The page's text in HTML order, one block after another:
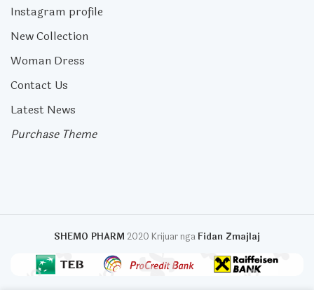
Instagram profile
New Collection
Woman Dress
Contact Us
Latest News
Purchase Theme
SHEMO PHARM 2020 Krijuar ngaFidan Zmajlaj